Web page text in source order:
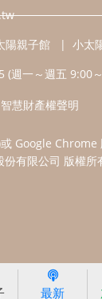
最新